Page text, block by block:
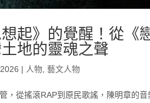
起》的覺醒！從《
地的靈魂之聲
| 人物 藝文人物
，從搖滾RAP到原民歌謠，陳明章的